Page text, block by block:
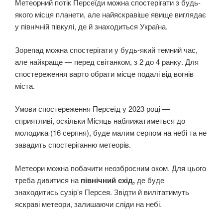
Метеорний потік Персеїди можна спостерігати з будь-
якого місця планети, але найяскравіше явище виглядає
у північній півкулі, де й знаходиться Україна.
Зорепад можна спостерігати у будь-який темний час,
але найкраще — перед світанком, з 2 до 4 ранку. Для
спостереження варто обрати місце подалі від вогнів
міста.
Умови спостереження Персеїд у 2023 році —
сприятливі, оскільки Місяць наближатиметься до
молодика (16 серпня), буде малим серпом на небі та не
завадить спостеріганню метеорів.
Метеори можна побачити неозброєним оком. Для цього
треба дивитися на північний схід, де буде
знаходитись сузір’я Персея. Звідти й вилітатимуть
яскраві метеори, залишаючи сліди на небі.